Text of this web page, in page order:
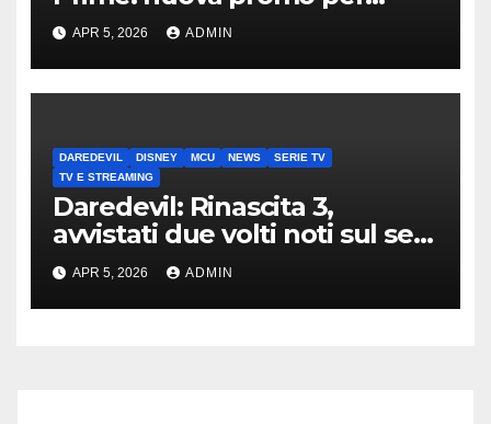
clienti TIM
APR 5, 2026 ADMIN
DAREDEVIL DISNEY MCU NEWS
SERIE TV
TV E STREAMING
Daredevil: Rinascita 3,
avvistati due volti noti sul set
di New York
APR 5, 2026 ADMIN